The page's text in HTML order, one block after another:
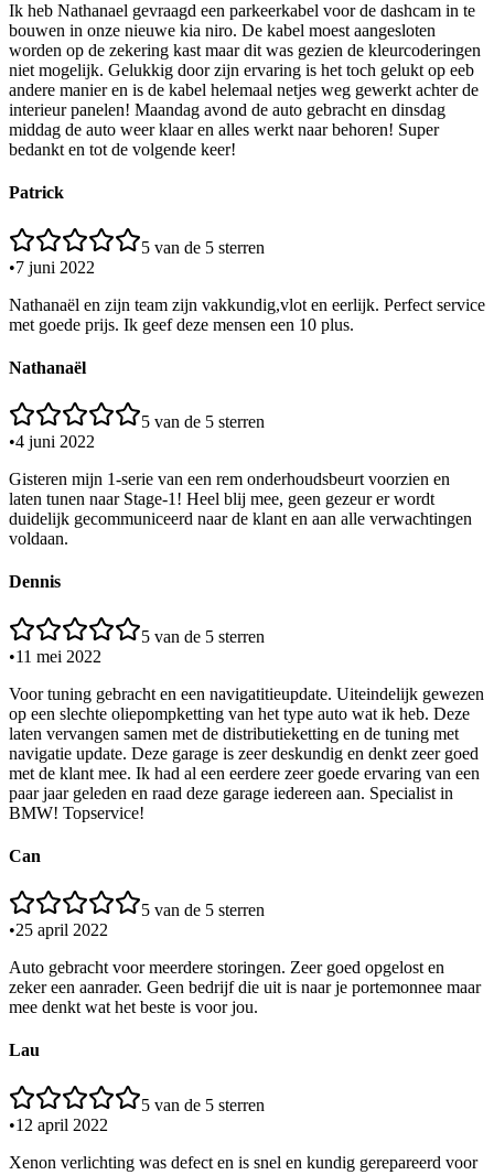
Ik heb Nathanael gevraagd een parkeerkabel voor de dashcam in te
bouwen in onze nieuwe kia niro. De kabel moest aangesloten
worden op de zekering kast maar dit was gezien de kleurcoderingen
niet mogelijk. Gelukkig door zijn ervaring is het toch gelukt op eeb
andere manier en is de kabel helemaal netjes weg gewerkt achter de
interieur panelen! Maandag avond de auto gebracht en dinsdag
middag de auto weer klaar en alles werkt naar behoren! Super
bedankt en tot de volgende keer!
Patrick
5 van de 5 sterren
•7 juni 2022
Nathanaël en zijn team zijn vakkundig,vlot en eerlijk. Perfect service
met goede prijs. Ik geef deze mensen een 10 plus.
Nathanaël
5 van de 5 sterren
•4 juni 2022
Gisteren mijn 1-serie van een rem onderhoudsbeurt voorzien en
laten tunen naar Stage-1! Heel blij mee, geen gezeur er wordt
duidelijk gecommuniceerd naar de klant en aan alle verwachtingen
voldaan.
Dennis
5 van de 5 sterren
•11 mei 2022
Voor tuning gebracht en een navigatitieupdate. Uiteindelijk gewezen
op een slechte oliepompketting van het type auto wat ik heb. Deze
laten vervangen samen met de distributieketting en de tuning met
navigatie update. Deze garage is zeer deskundig en denkt zeer goed
met de klant mee. Ik had al een eerdere zeer goede ervaring van een
paar jaar geleden en raad deze garage iedereen aan. Specialist in
BMW! Topservice!
Can
5 van de 5 sterren
•25 april 2022
Auto gebracht voor meerdere storingen. Zeer goed opgelost en
zeker een aanrader. Geen bedrijf die uit is naar je portemonnee maar
mee denkt wat het beste is voor jou.
Lau
5 van de 5 sterren
•12 april 2022
Xenon verlichting was defect en is snel en kundig gerepareerd voor